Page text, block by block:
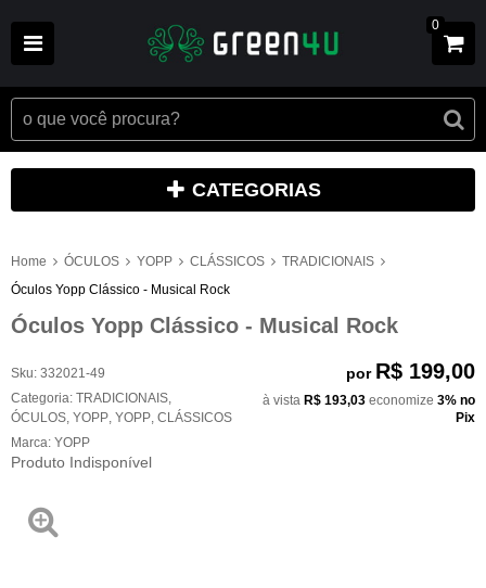
0
CATEGORIAS
Home ÓCULOS YOPP CLÁSSICOS
TRADICIONAIS
Óculos Yopp Clássico - Musical Rock
Óculos Yopp Clássico - Musical Rock
Sku: 332021-49
Categoria: TRADICIONAIS
ÓCULOS YOPP YOPP CLÁSSICOS
Marca: YOPP
Produto Indisponível
por R$ 199,00
à vista R$ 193,03 economize 3% no
Pix